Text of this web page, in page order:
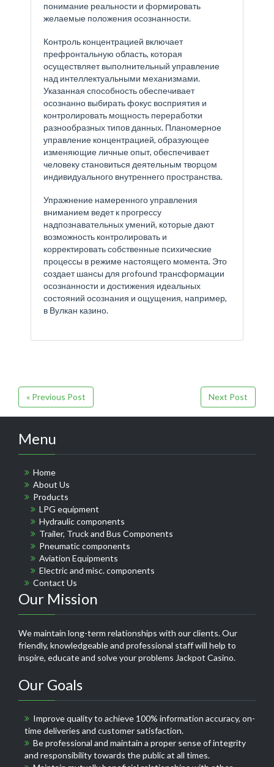
понимание реальности и формировать
желаемые положения осознанности.
Контроль концентрацией включает
префронтальную область, которая
осуществляет выполнительный управление
над интеллектуальными механизмами.
Указанная способность обеспечивает
осознанно выбирать фокус восприятия и
контролировать мощность переработки
разнообразных типов данных. Планомерное
управление концентрацией, образующее
изменяющие личные опыт, обеспечивает
человеку становиться деятельным творцом
индивидуального внутреннего пространства.
Упражнение намеренного управления
вниманием ведет к прогрессу
надпознавательных умений, которые дают
возможность контролировать и
корректировать собственные психические
процессы в режиме настоящего момента. Это
создает шансы для profound трансформации
осознанности и достижения идеальных
состояний осознания и ощущения, например,
в Вулкан казино.
« Previous Post Next Post
Menu
Home
About Us
Products
LPG equipment
Hydraulic components
Trailer, Truck and Bus Components
Pneumatic components
Aviation Equipments
Electric and misc. components
Contact Us
Our Mission
We maintain long-term relationships with our clients. Our
friendly, knowledgeable and professional staff will help to
inspire, educate and solve your problems Jackpot Casino.
Our Goals
Improve quality to achieve 100% information accuracy, on-
time deliveries and customer satisfaction.
Be professional and maintain a proper sense of integrity
and responsibility towards the public at all times.